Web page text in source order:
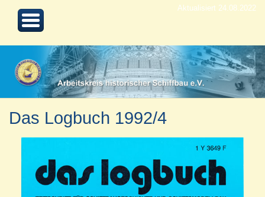
Aktualisiert 24.08.2022
Das Logbuch 1992/4